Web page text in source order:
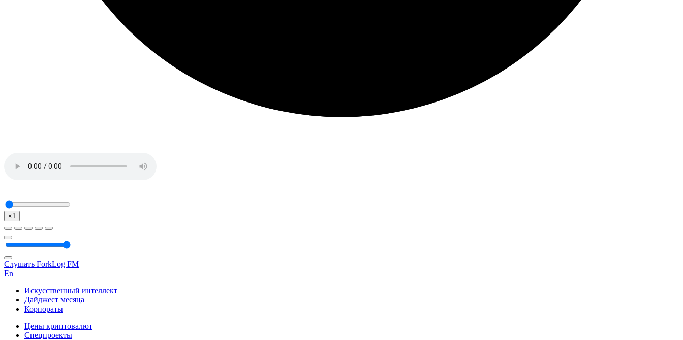
×1
Слушать ForkLog FM
En
Искусственный интеллект
Дайджест месяца
Корпораты
Цены криптовалют
Спецпроекты